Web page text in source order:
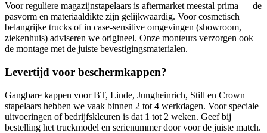
Voor reguliere magazijnstapelaars is aftermarket meestal prima — de
pasvorm en materiaaldikte zijn gelijkwaardig. Voor cosmetisch
belangrijke trucks of in case-sensitive omgevingen (showroom,
ziekenhuis) adviseren we origineel. Onze monteurs verzorgen ook
de montage met de juiste bevestigingsmaterialen.
Levertijd voor beschermkappen?
Gangbare kappen voor BT, Linde, Jungheinrich, Still en Crown
stapelaars hebben we vaak binnen 2 tot 4 werkdagen. Voor speciale
uitvoeringen of bedrijfskleuren is dat 1 tot 2 weken. Geef bij
bestelling het truckmodel en serienummer door voor de juiste match.